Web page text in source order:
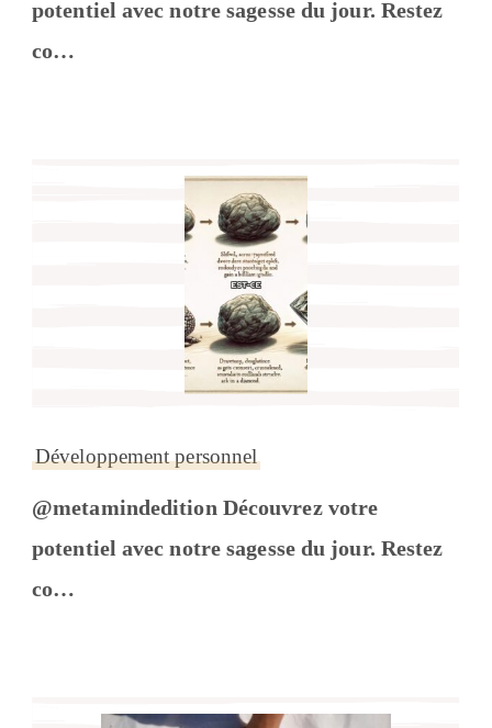
potentiel avec notre sagesse du jour. Restez
co…
Développement personnel
@metamindedition Découvrez votre
potentiel avec notre sagesse du jour. Restez
co…